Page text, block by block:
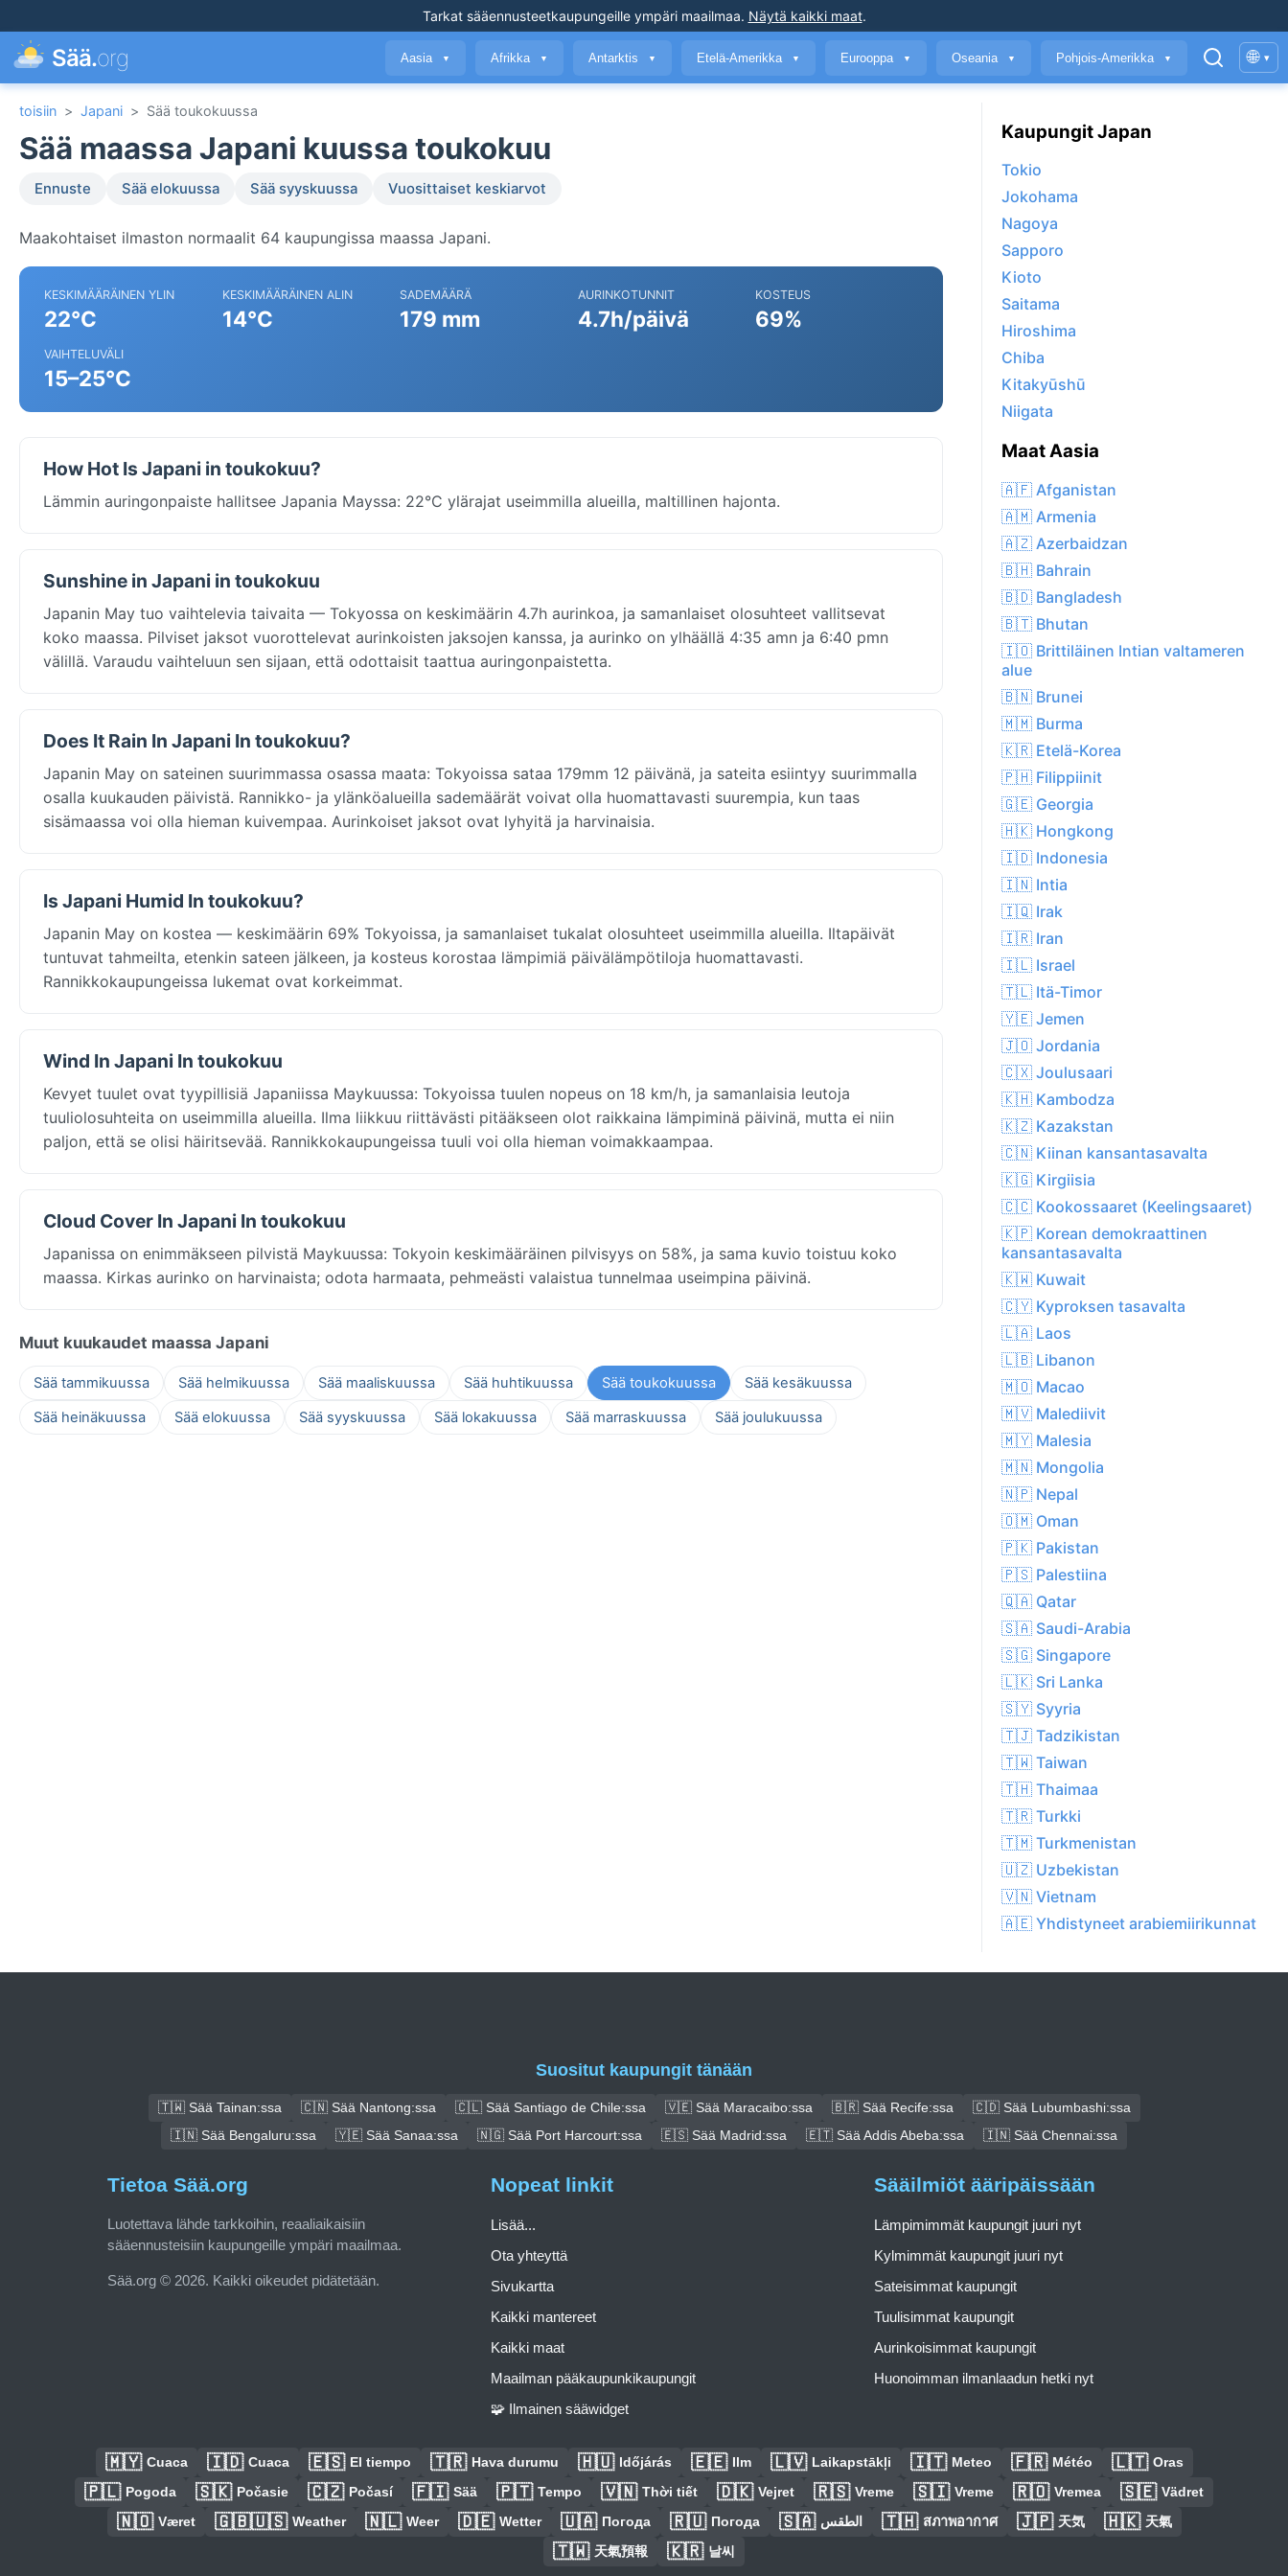
Tarkat sääennusteetkaupungeille ympäri maailmaa. Näytä kaikki maat.
Sää.org Aasia ▼ Afrikka ▼ Antarktis ▼ Etelä-Amerikka ▼ Eurooppa ▼ Oseania ▼ Pohjois-Amerikka ▼ 🌐 ▾
toisiin > Japani > Sää toukokuussa
Sää maassa Japani kuussa toukokuu
Ennuste Sää elokuussa Sää syyskuussa Vuosittaiset keskiarvot
Maakohtaiset ilmaston normaalit 64 kaupungissa maassa Japani.
KESKIMÄÄRÄINEN YLIN
22°C
KESKIMÄÄRÄINEN ALIN
14°C
SADEMÄÄRÄ
179 mm
AURINKOTUNNIT
4.7h/päivä
KOSTEUS
69%
VAIHTELUVÄLI
15–25°C
How Hot Is Japani in toukokuu?
Lämmin auringonpaiste hallitsee Japania Mayssa: 22°C ylärajat useimmilla alueilla, maltillinen hajonta.
Sunshine in Japani in toukokuu
Japanin May tuo vaihtelevia taivaita — Tokyossa on keskimäärin 4.7h aurinkoa, ja samanlaiset olosuhteet vallitsevat
koko maassa. Pilviset jaksot vuorottelevat aurinkoisten jaksojen kanssa, ja aurinko on ylhäällä 4:35 amn ja 6:40 pmn
välillä. Varaudu vaihteluun sen sijaan, että odottaisit taattua auringonpaistetta.
Does It Rain In Japani In toukokuu?
Japanin May on sateinen suurimmassa osassa maata: Tokyoissa sataa 179mm 12 päivänä, ja sateita esiintyy suurimmalla
osalla kuukauden päivistä. Rannikko- ja ylänköalueilla sademäärät voivat olla huomattavasti suurempia, kun taas
sisämaassa voi olla hieman kuivempaa. Aurinkoiset jaksot ovat lyhyitä ja harvinaisia.
Is Japani Humid In toukokuu?
Japanin May on kostea — keskimäärin 69% Tokyoissa, ja samanlaiset tukalat olosuhteet useimmilla alueilla. Iltapäivät
tuntuvat tahmeilta, etenkin sateen jälkeen, ja kosteus korostaa lämpimiä päivälämpötiloja huomattavasti.
Rannikkokaupungeissa lukemat ovat korkeimmat.
Wind In Japani In toukokuu
Kevyet tuulet ovat tyypillisiä Japaniissa Maykuussa: Tokyoissa tuulen nopeus on 18 km/h, ja samanlaisia leutoja
tuuliolosuhteita on useimmilla alueilla. Ilma liikkuu riittävästi pitääkseen olot raikkaina lämpiminä päivinä, mutta ei niin
paljon, että se olisi häiritsevää. Rannikkokaupungeissa tuuli voi olla hieman voimakkaampaa.
Cloud Cover In Japani In toukokuu
Japanissa on enimmäkseen pilvistä Maykuussa: Tokyoin keskimääräinen pilvisyys on 58%, ja sama kuvio toistuu koko
maassa. Kirkas aurinko on harvinaista; odota harmaata, pehmeästi valaistua tunnelmaa useimpina päivinä.
Muut kuukaudet maassa Japani
Sää tammikuussa Sää helmikuussa Sää maaliskuussa Sää huhtikuussa Sää toukokuussa
Sää kesäkuussa
Sää heinäkuussa
Sää elokuussa Sää syyskuussa Sää lokakuussa Sää marraskuussa Sää joulukuussa
Kaupungit Japan
Tokio
Jokohama
Nagoya
Sapporo
Kioto
Saitama
Hiroshima
Chiba
Kitakyūshū
Niigata
Maat Aasia
🇦🇫 Afganistan
🇦🇲 Armenia
🇦🇿 Azerbaidzan
🇧🇭 Bahrain
🇧🇩 Bangladesh
🇧🇹 Bhutan
🇮🇴 Brittiläinen Intian valtameren
alue
🇧🇳 Brunei
🇲🇲 Burma
🇰🇷 Etelä-Korea
🇵🇭 Filippiinit
🇬🇪 Georgia
🇭🇰 Hongkong
🇮🇩 Indonesia
🇮🇳 Intia
🇮🇶 Irak
🇮🇷 Iran
🇮🇱 Israel
🇹🇱 Itä-Timor
🇾🇪 Jemen
🇯🇴 Jordania
🇨🇽 Joulusaari
🇰🇭 Kambodza
🇰🇿 Kazakstan
🇨🇳 Kiinan kansantasavalta
🇰🇬 Kirgiisia
🇨🇨 Kookossaaret (Keelingsaaret)
🇰🇵 Korean demokraattinen
kansantasavalta
🇰🇼 Kuwait
🇨🇾 Kyproksen tasavalta
🇱🇦 Laos
🇱🇧 Libanon
🇲🇴 Macao
🇲🇻 Malediivit
🇲🇾 Malesia
🇲🇳 Mongolia
🇳🇵 Nepal
🇴🇲 Oman
🇵🇰 Pakistan
🇵🇸 Palestiina
🇶🇦 Qatar
🇸🇦 Saudi-Arabia
🇸🇬 Singapore
🇱🇰 Sri Lanka
🇸🇾 Syyria
🇹🇯 Tadzikistan
🇹🇼 Taiwan
🇹🇭 Thaimaa
🇹🇷 Turkki
🇹🇲 Turkmenistan
🇺🇿 Uzbekistan
🇻🇳 Vietnam
🇦🇪 Yhdistyneet arabiemiirikunnat
Suositut kaupungit tänään
🇹🇼 Sää Tainan:ssa 🇨🇳 Sää Nantong:ssa 🇨🇱 Sää Santiago de Chile:ssa 🇻🇪 Sää Maracaibo:ssa 🇧🇷 Sää Recife:ssa
🇨🇩 Sää Lubumbashi:ssa
🇮🇳 Sää Bengaluru:ssa
🇾🇪 Sää Sanaa:ssa 🇳🇬 Sää Port Harcourt:ssa 🇪🇸 Sää Madrid:ssa 🇪🇹 Sää Addis Abeba:ssa 🇮🇳 Sää Chennai:ssa
Tietoa Sää.org
Luotettava lähde tarkkoihin, reaaliaikaisiin
sääennusteisiin kaupungeille ympäri maailmaa.
Sää.org © 2026. Kaikki oikeudet pidätetään.
Nopeat linkit
Lisää...
Ota yhteyttä
Sivukartta
Kaikki mantereet
Kaikki maat
Maailman pääkaupunkikaupungit
🧩 Ilmainen sääwidget
Sääilmiöt ääripäissään
Lämpimimmät kaupungit juuri nyt
Kylmimmät kaupungit juuri nyt
Sateisimmat kaupungit
Tuulisimmat kaupungit
Aurinkoisimmat kaupungit
Huonoimman ilmanlaadun hetki nyt
🇲🇾 Cuaca 🇮🇩 Cuaca 🇪🇸 El tiempo 🇹🇷 Hava durumu 🇭🇺 Időjárás 🇪🇪 Ilm 🇱🇻 Laikapstākļi 🇮🇹 Meteo 🇫🇷 Météo 🇱🇹 Oras
🇵🇱 Pogoda 🇸🇰 Počasie 🇨🇿 Počasí 🇫🇮 Sää 🇵🇹 Tempo 🇻🇳 Thời tiết 🇩🇰 Vejret 🇷🇸 Vreme 🇸🇮 Vreme 🇷🇴 Vremea 🇸🇪 Vädret
🇳🇴 Været 🇬🇧🇺🇸 Weather 🇳🇱 Weer 🇩🇪 Wetter 🇺🇦 Погода 🇷🇺 Погода 🇸🇦 الطقس 🇹🇭 สภาพอากาศ 🇯🇵 天気 🇭🇰 天氣
🇹🇼 天氣預報 🇰🇷 날씨